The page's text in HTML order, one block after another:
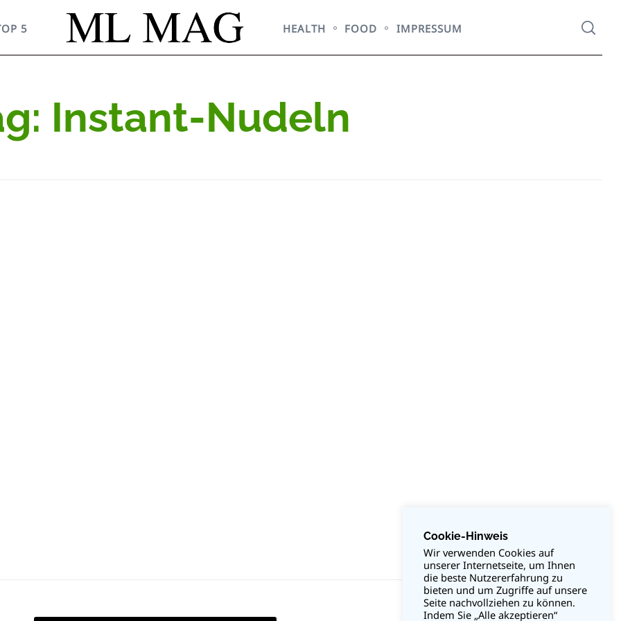
5 HEALTH FOOD IMPRESSUM
Instant-Nudeln
Cookie-Hinweis
Wir verwenden Cookies auf
unserer Internetseite, um Ihnen
die beste Nutzererfahrung zu
bieten und um Zugriffe auf unsere
Seite nachvollziehen zu können.
Indem Sie „Alle akzeptieren“